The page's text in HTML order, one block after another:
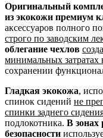
Оригинальный
из экокожи премиум
аксессуаров полного
строго по заводским
облегание чехлов
минимальных затратах
сохранении
Гладкая экокожа,
спинок сидений не
спинки заднего
подлокотника. В
безопасности